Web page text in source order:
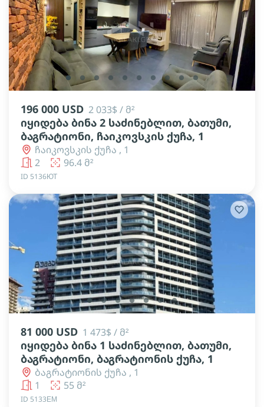
lens lens lens lens lens lens lens lens lens lens
196 000 USD 2 033$ / მ²
იყიდება ბინა 2 საძინებლით, ბათუმი,
ბაგრატიონი, ჩაიკოვსკის ქუჩა, 1
ჩაიკოვსკის ქუჩა , 1
2
96.4 მ²
ID 5136ЮТ
lens lens lens lens lens lens lens
81 000 USD 1 473$ / მ²
იყიდება ბინა 1 საძინებლით, ბათუმი,
ბაგრატიონი, ბაგრატიონის ქუჩა, 1
ბაგრატიონის ქუჩა , 1
1
55 მ²
ID 5133ЕМ